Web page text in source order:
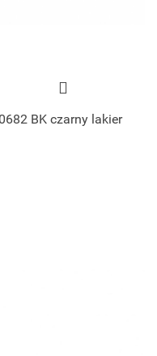
BK czarny lakier